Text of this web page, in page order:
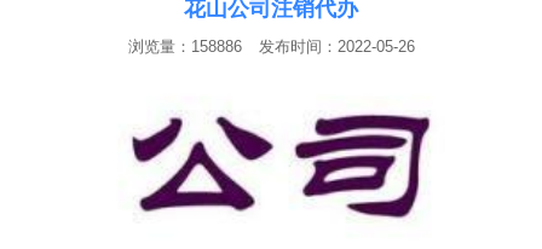
花山公司注销代办
浏览量：158886 发布时间：2022-05-26